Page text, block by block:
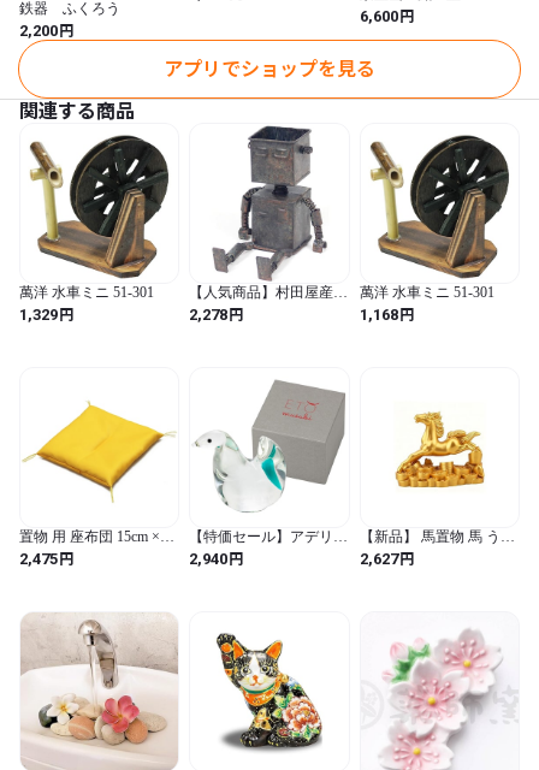
鉄器 ふくろう
2,200円
6,600円
アプリでショップを見る
関連する商品
萬洋 水車ミニ 51-301
1,329円
【人気商品】村田屋産業
置物 ブリキ オブジェシ
リーズ ブリキロボ ポッ
2,278円
萬洋 水車ミニ 51-301
1,168円
置物 用 座布団 15cm ×
15cm 20cm × 20cm 仏像や
招き猫や水晶や風水置物
ールド / 15cm × 15cm / ミ
ニマリスト / 無地)
2,475円
【特価セール】アデリア
(ADERIA) オーナメント
ETO MUSUBI 翡翠 巳 日
性 母の日 食器 父の日 夫
婦 男性 引越し祝い 結婚
挨拶回り 退職 誕生日 プ
レゼント 記念日 贈り物
2,940円
【新品】 馬置物 馬 うま
午年 2026年 令和8年 新
年干支の午 金馬 コンパ
年 贈り物インテリア (D,
7cm＊4cm＊5cm)
2,627円